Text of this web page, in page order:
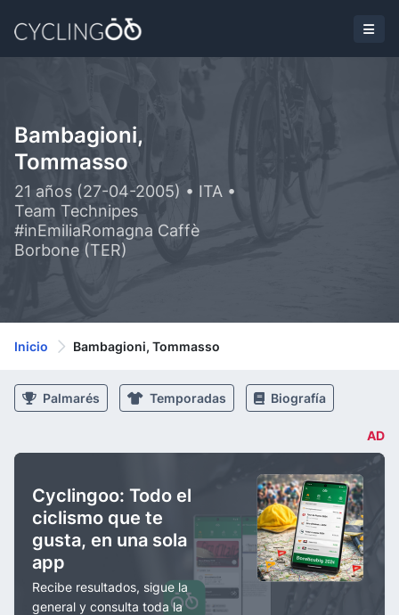
Bambagioni,
Tommasso
21 años (27-04-2005) • ITA •
Team Technipes
#inEmiliaRomagna Caffè
Borbone (TER)
Inicio Bambagioni, Tommasso
Palmarés Temporadas Biografía
AD
Cyclingoo: Todo el
ciclismo que te
gusta, en una sola
app
Recibe resultados, sigue la
general y consulta toda la